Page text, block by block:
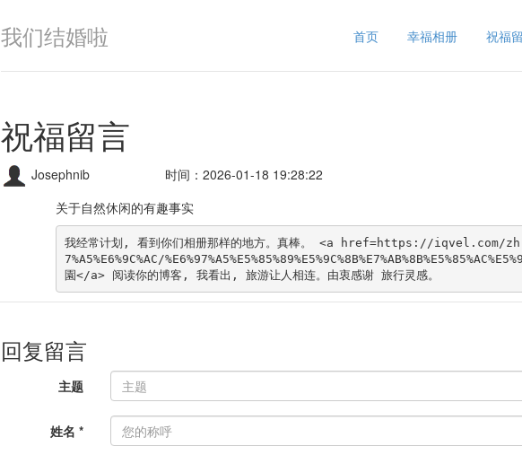
首页 幸福相册 祝福
我们结婚啦
祝福留言
Josephnib
时间：2026-01-18 19:28:22
关于自然休闲的有趣事实
我经常计划, 看到你们相册那样的地方。真棒。 <a href=https://iqvel.com/zh-
7%A5%E6%9C%AC/
園</a> 阅读你的博客, 我看出, 旅游让人相连。由衷感谢 旅行灵感。
回复留言
主题
姓名 *